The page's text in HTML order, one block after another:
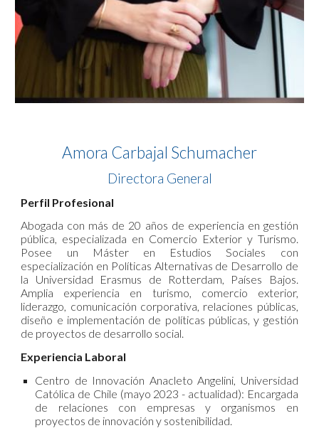
Amora Carbajal Schumacher
Directora General
Perfil Profesional
Abogada con más de 20 años de experiencia en gestión
pública, especializada en Comercio Exterior y Turismo.
Posee un Máster en Estudios Sociales con
especialización en Políticas Alternativas de Desarrollo de
la Universidad Erasmus de Rotterdam, Países Bajos.
Amplia experiencia en turismo, comercio exterior,
liderazgo, comunicación corporativa, relaciones públicas,
diseño e implementación de políticas públicas, y gestión
de proyectos de desarrollo social.
Experiencia Laboral
Centro de Innovación Anacleto Angelini, Universidad
Católica de Chile (mayo 2023 - actualidad): Encargada
de relaciones con empresas y organismos en
proyectos de innovación y sostenibilidad.